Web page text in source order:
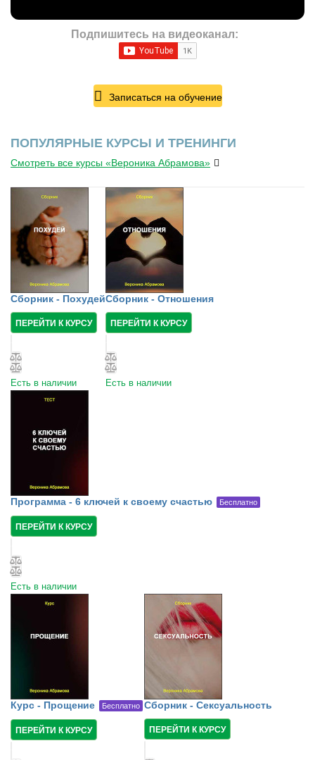
Подпишитесь на видеоканал:
Записаться на обучение
ПОПУЛЯРНЫЕ КУРСЫ И ТРЕНИНГИ
Смотреть все курсы «Вероника Абрамова»
Сборник - Похудей
ПЕРЕЙТИ К КУРСУ
Есть в наличии
Сборник - Отношения
ПЕРЕЙТИ К КУРСУ
Есть в наличии
Программа - 6 ключей к своему счастью Бесплатно
ПЕРЕЙТИ К КУРСУ
Есть в наличии
Курс - Прощение Бесплатно
ПЕРЕЙТИ К КУРСУ
Сборник - Сексуальность
ПЕРЕЙТИ К КУРСУ